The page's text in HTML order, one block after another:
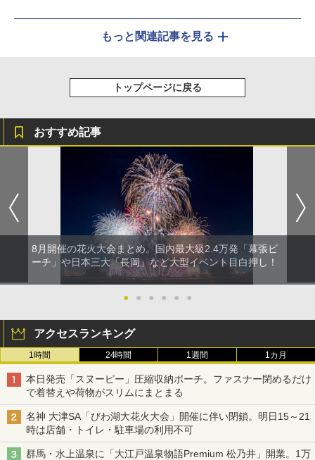
もっと関連記事を見る
トップページに戻る
おすすめ記事
8月開催の花火大会まとめ。国内最大級2.4万発「幕張ビ
ーチ」や日本三大「長岡」など大型イベント目白押し！
● ● ● ● ● ●
アクセスランキング
1時間 24時間 1週間 1カ月
本日発売「スヌーピー」圧縮収納ポーチ。ファスナー閉めるだけ
で着替えや荷物がスリムにまとまる
名神 大津SA「びわ湖大花火大会」開催に伴い閉鎖。明日15～21
時は店舗・トイレ・駐車場の利用不可
群馬・水上温泉に「大江戸温泉物語Premium 松乃井」開業。1万